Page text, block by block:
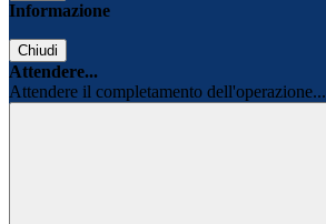
Informazione
Chiudi
Attendere...
Attendere il completamento dell'operazione...